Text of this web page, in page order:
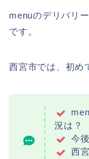
menuのデリバリ
です。
西宮市では、初め
況は？
今
西